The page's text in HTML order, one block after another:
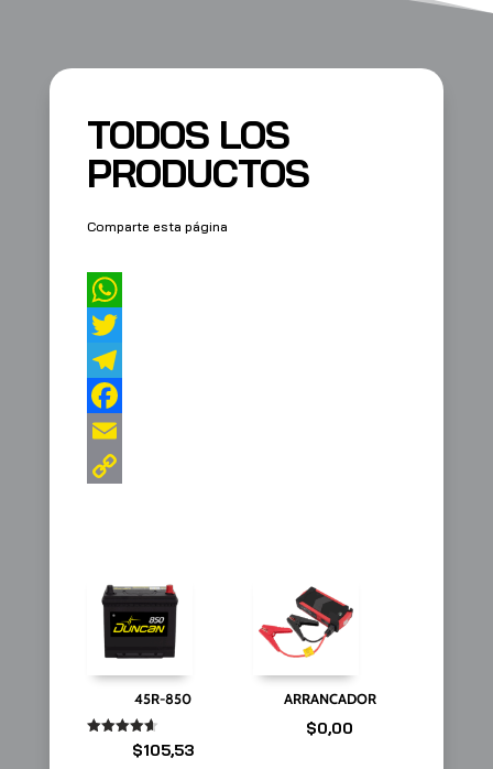
TODOS LOS
PRODUCTOS
Comparte esta página
45R-850
Valorado
$105,53
ARRANCADOR
$0,00